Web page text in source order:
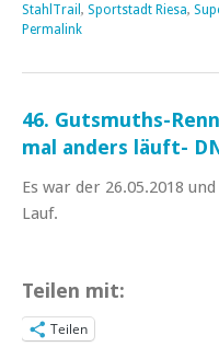
StahlTrail , Sportstadt Riesa,
Permalink
46. Gutsmuths-
mal anders läuft-
Es war der 26.05.2018
Lauf.
Teilen mit:
Teilen